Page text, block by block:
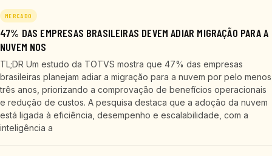
MERCADO
47% DAS EMPRESAS BRASILEIRAS DEVEM ADIAR MIGRAÇÃO PARA A
NUVEM NOS
TL;DR Um estudo da TOTVS mostra que 47% das empresas
brasileiras planejam adiar a migração para a nuvem por pelo menos
três anos, priorizando a comprovação de benefícios operacionais
e redução de custos. A pesquisa destaca que a adoção da nuvem
está ligada à eficiência, desempenho e escalabilidade, com a
inteligência a